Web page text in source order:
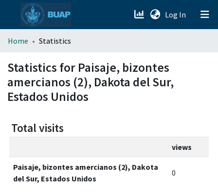
Log In (current)
menu.section.about_menu
All of DSpace
Home Statistics
Statistics for Paisaje, bizontes
amercianos (2), Dakota del Sur,
Estados Unidos
Total visits
views
Paisaje, bizontes amercianos (2), Dakota
del Sur, Estados Unidos
0